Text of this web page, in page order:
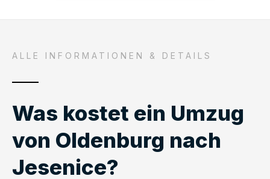
ALLE INFORMATIONEN & DETAILS
Was kostet ein Umzug
von Oldenburg nach
Jesenice?